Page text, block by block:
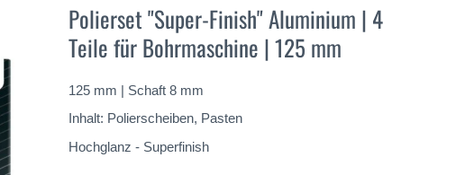
Polierset "Super-Finish" Aluminium | 4
Teile für Bohrmaschine | 125 mm
125 mm | Schaft 8 mm
Inhalt: Polierscheiben, Pasten
Hochglanz - Superfinish